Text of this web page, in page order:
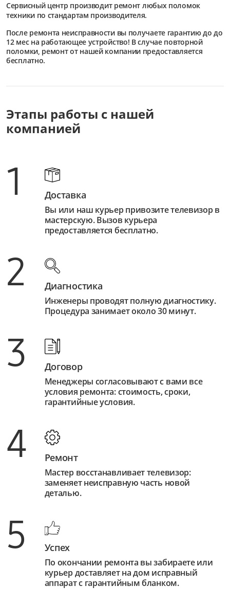
Сервисный центр производит ремонт любых поломок
техники по стандартам производителя.
После ремонта неисправности вы получаете гарантию до до
12 мес на работающее устройство! В случае повторной
поломки, ремонт от нашей компании предоставляется
бесплатно.
Этапы работы с нашей
компанией
1 Доставка
Вы или наш курьер привозите телевизор в
мастерскую. Вызов курьера
предоставляется бесплатно.
2 Диагностика
Инженеры проводят полную диагностику.
Процедура занимает около 30 минут.
3 Договор
Менеджеры согласовывают с вами все
условия ремонта: стоимость, сроки,
гарантийные условия.
4 Ремонт
Мастер восстанавливает телевизор:
заменяет неисправную часть новой
деталью.
5 Успех
По окончании ремонта вы забираете или
курьер доставляет на дом исправный
аппарат с гарантийным бланком.